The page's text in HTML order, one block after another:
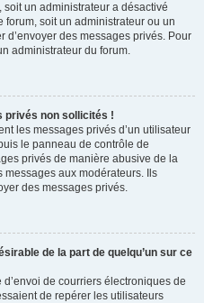
soit un administrateur a désactivé
soit un administrateur ou un
des messages privés. Pour
administrateur du forum.
privés non sollicités !
les messages privés d’un utilisateur
le panneau de contrôle de
privés de manière abusive de la
messages aux modérateurs. Ils
des messages privés.
de la part de quelqu’un sur ce
de courriers électroniques de
de repérer les utilisateurs